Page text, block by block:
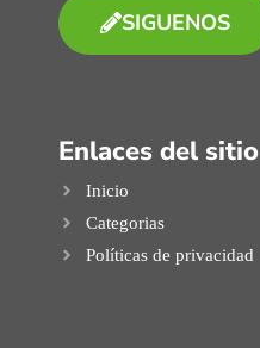
SIGUENOS
Enlaces del sitio
Inicio
Categorias
Políticas de privacidad